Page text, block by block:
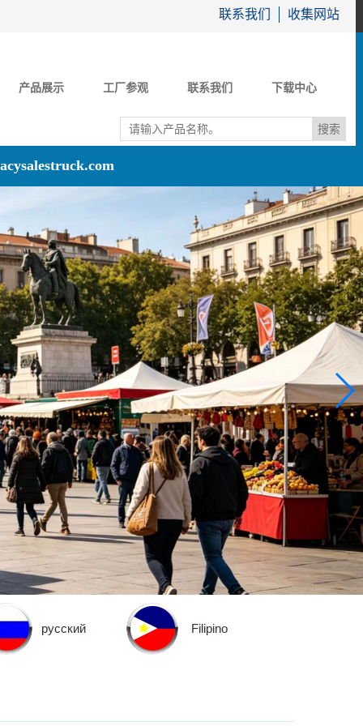
联系我们 收集网站
产品展示 工厂参观 联系我们 下载中心
русский Filipino